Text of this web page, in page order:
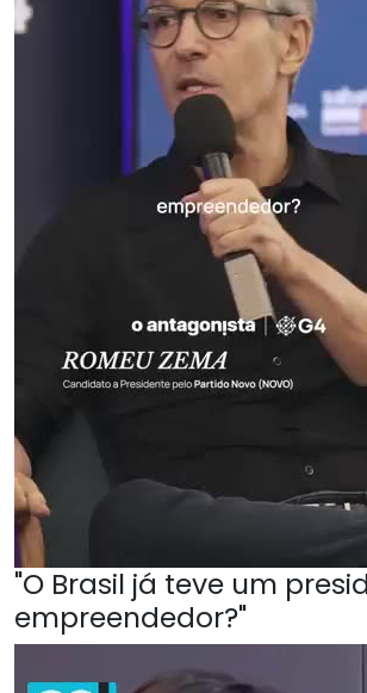
"O Brasil já teve um
empreendedor?"